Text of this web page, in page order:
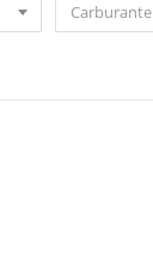
Carburante